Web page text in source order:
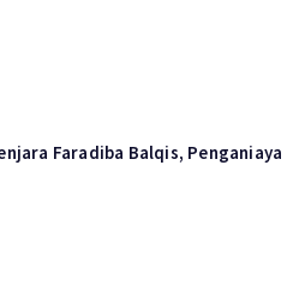
Faradiba Balqis, Penganiaya